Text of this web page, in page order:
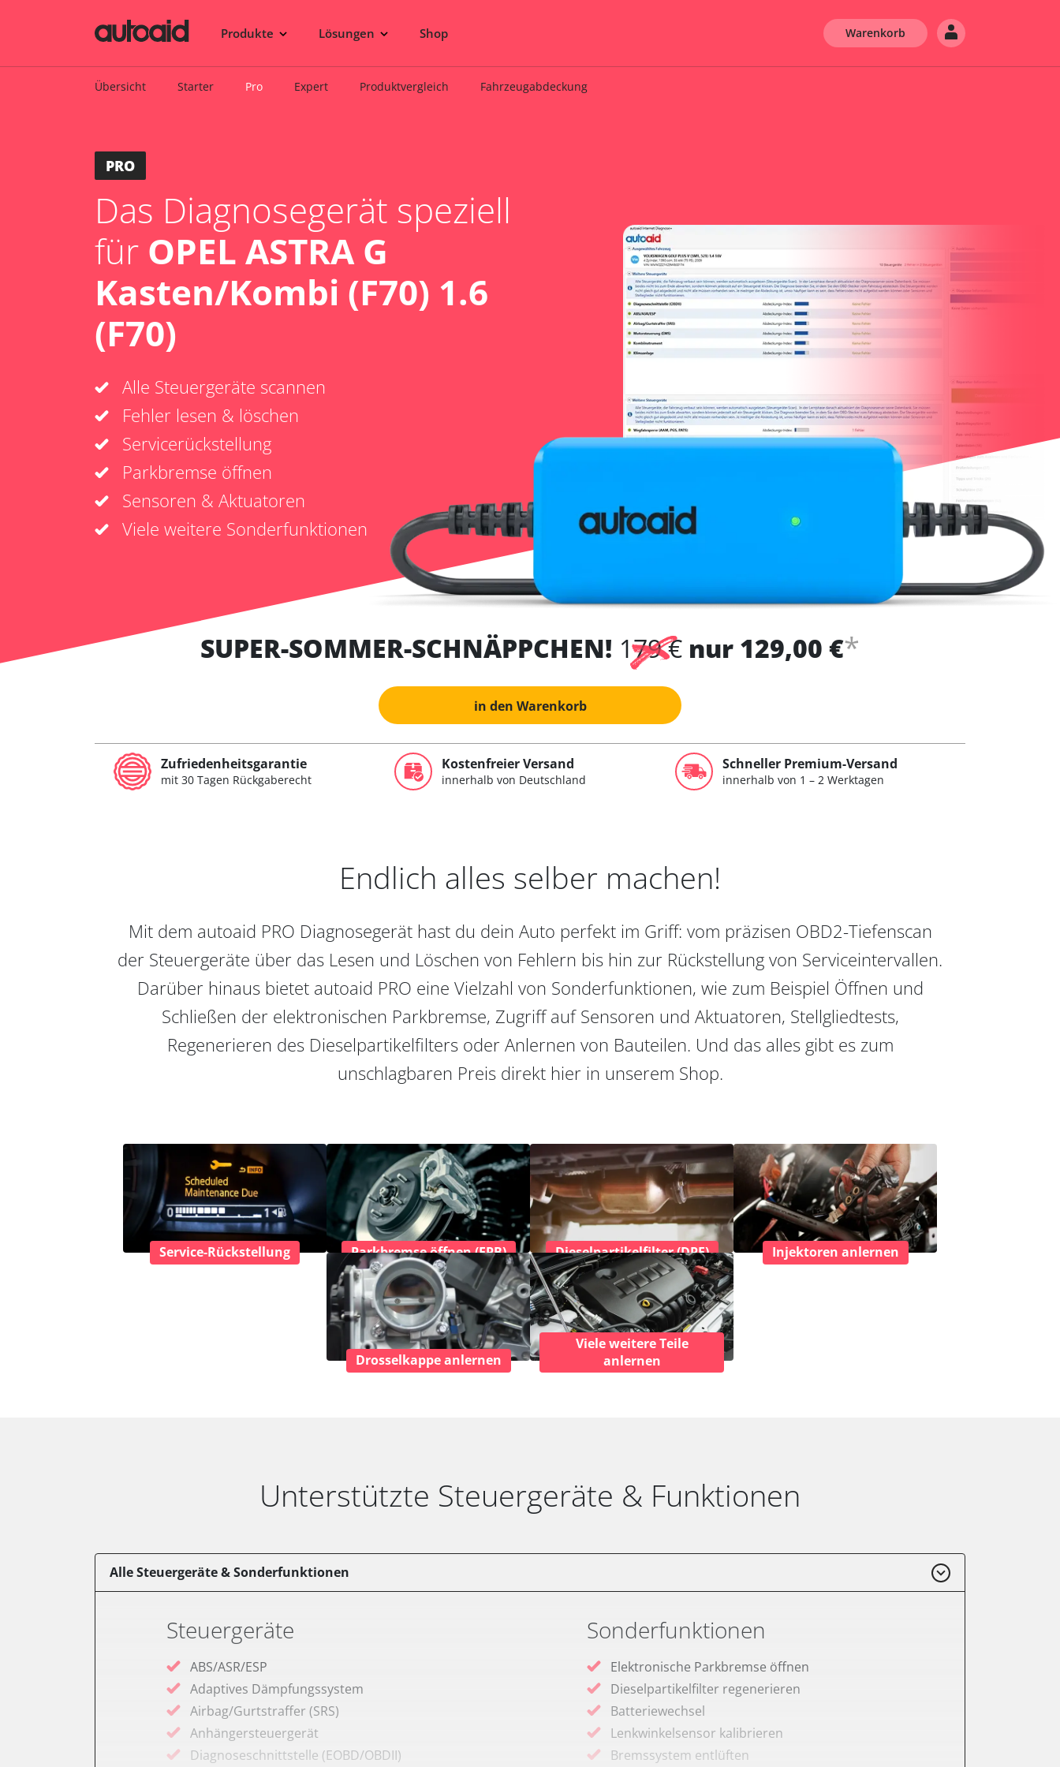
Produkte Lösungen Shop Warenkorb
Übersicht Starter Pro Expert Produktvergleich Fahrzeugabdeckung
PRO
Das Diagnosegerät speziell
für OPEL ASTRA G
Kasten/Kombi (F70) 1.6
(F70)
Alle Steuergeräte scannen
Fehler lesen & löschen
Servicerückstellung
Parkbremse öffnen
Sensoren & Aktuatoren
Viele weitere Sonderfunktionen
SUPER-SOMMER-SCHNÄPPCHEN! 179 € nur 129,00 €*
in den Warenkorb
Zufriedenheitsgarantie
mit 30 Tagen Rückgaberecht
Kostenfreier Versand
innerhalb von Deutschland
Schneller Premium-Versand
innerhalb von 1 – 2 Werktagen
Endlich alles selber machen!
Mit dem autoaid PRO Diagnosegerät hast du dein Auto perfekt im Griff: vom präzisen OBD2-Tiefenscan
der Steuergeräte über das Lesen und Löschen von Fehlern bis hin zur Rückstellung von Serviceintervallen.
Darüber hinaus bietet autoaid PRO eine Vielzahl von Sonderfunktionen, wie zum Beispiel Öffnen und
Schließen der elektronischen Parkbremse, Zugriff auf Sensoren und Aktuatoren, Stellgliedtests,
Regenerieren des Dieselpartikelfilters oder Anlernen von Bauteilen. Und das alles gibt es zum
unschlagbaren Preis direkt hier in unserem Shop.
Service-Rückstellung Parkbremse öffnen (EPB) Dieselpartikelfilter (DPF) Injektoren anlernen
Drosselkappe anlernen
Viele weitere Teile
anlernen
Unterstützte Steuergeräte & Funktionen
Alle Steuergeräte & Sonderfunktionen
Steuergeräte
ABS/ASR/ESP
Adaptives Dämpfungssystem
Airbag/Gurtstraffer (SRS)
Anhängersteuergerät
Diagnoseschnittstelle (EOBD/OBDII)
Sonderfunktionen
Elektronische Parkbremse öffnen
Dieselpartikelfilter regenerieren
Batteriewechsel
Lenkwinkelsensor kalibrieren
Bremssystem entlüften